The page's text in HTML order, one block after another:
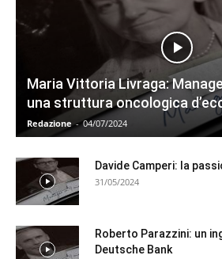
Maria Vittoria Livraga:
una struttura oncologica
Redazione - 04/07/2024
Davide Camperi: la
31/05/2024
Roberto Parazzini: un
Deutsche Bank